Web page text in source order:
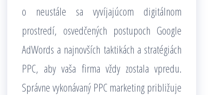
o neustále sa vyvíjajúcom digitálnom
prostredí, osvedčených postupoch Google
AdWords a najnovších taktikách a stratégiách
PPC, aby vaša firma vždy zostala vpredu.
Správne vykonávaný PPC marketing približuje